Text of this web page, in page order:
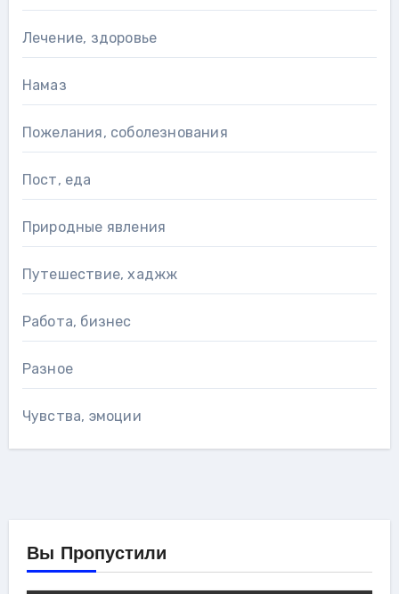
Лечение, здоровье
Намаз
Пожелания, соболезнования
Пост, еда
Природные явления
Путешествие, хаджж
Работа, бизнес
Разное
Чувства, эмоции
Вы Пропустили